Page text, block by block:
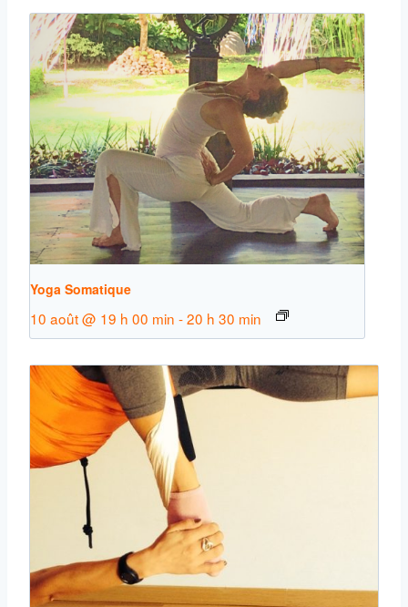
Yoga Somatique
10 août @ 19 h 00 min -20 h 30 min